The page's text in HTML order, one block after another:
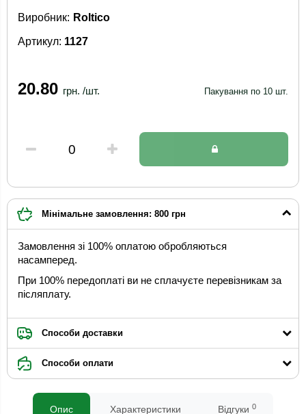
Артикул: 1127
Виробник: Roltico
20.80 грн. /шт. Пакування по 10 шт.
Мінімальне замовлення: 800 грн
Замовлення зі 100% оплатою обробляються
насамперед.
При 100% передоплаті ви не сплачуєте перевізникам за
післяплату.
Способи доставки
Способи оплати
Опис Характеристики Відгуки 0